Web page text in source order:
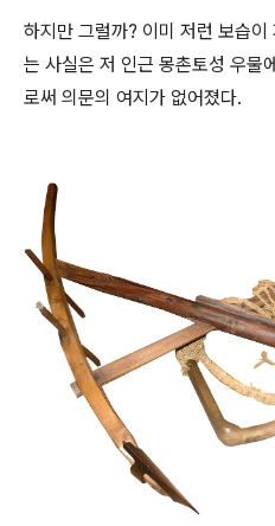
하지만 그럴까? 이미 저런 보습
는 사실은 저 인근 몽촌토성 우물
로써 의문의 여지가 없어졌다.